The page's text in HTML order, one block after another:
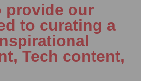
provide our
to curating a
Tech content,